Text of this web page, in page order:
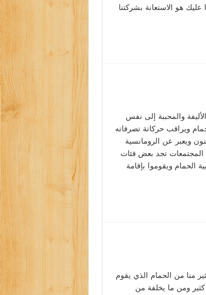
هو الاستعانة بشركتنا
والمحببة إلى نفس
ويراقب حركاتة تصرفاته
ويعبر عن الرومانسية
المجتمعات تجد بعض فئات
الحمام ويقوموا بإقامة
منا من الحمام الذي يقوم
ومن ما يخلفة من